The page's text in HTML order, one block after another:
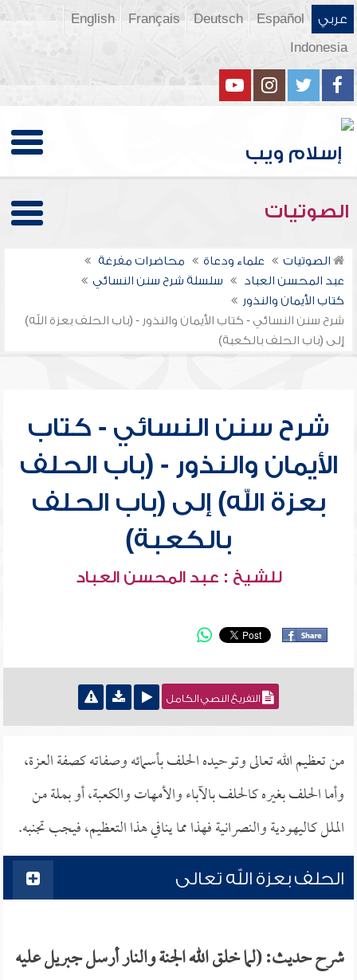
عربي Español
Deutsch
Français
English
Indonesia
الصوتيات
الصوتيات علماء ودعاة
محاضرات مفرغة
عبد المحسن العباد
سلسلة شرح سنن النسائي
كتاب الأيمان والنذور
شرح سنن النسائي - كتاب الأيمان والنذور - (باب الحلف بعزة الله)
إلى (باب الحلف بالكعبة)
شرح سنن النسائي - كتاب
الأيمان والنذور - (باب الحلف
بعزة الله) إلى (باب الحلف
بالكعبة)
للشيخ : عبد المحسن العباد
التفريغ النصي الكامل
من تعظيم الله تعالى وتوحيده الحلف بأسمائه وصفاته كصفة العزة،
وأما الحلف بغيره كالحلف بالآباء والأمهات والكعبة، أو بملة من
الملل كاليهودية والنصرانية فهذا مما ينافي هذا التعظيم، فيجب تجنبه.
الحلف بعزة الله تعالى
شرح حديث: (لما خلق الله الجنة والنار أرسل جبريل عليه